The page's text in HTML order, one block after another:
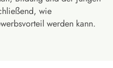
wie
werden kann.